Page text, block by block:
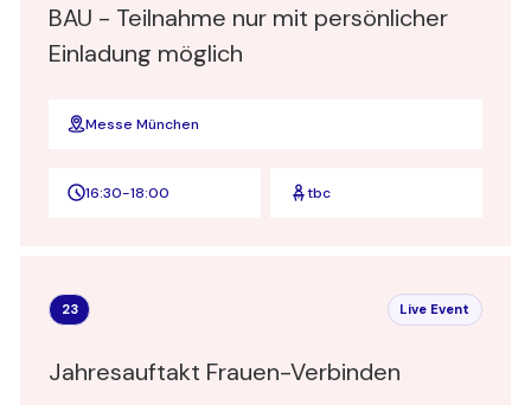
BAU - Teilnahme nur mit persönlicher
Einladung möglich
Messe München
16:30-18:00 tbc
23 Live Event
Jahresauftakt Frauen-Verbinden